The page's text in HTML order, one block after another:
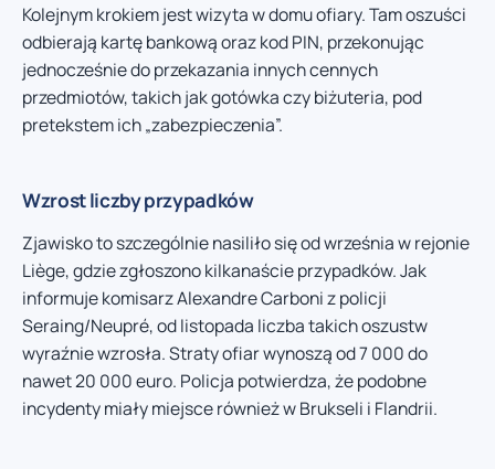
Kolejnym krokiem jest wizyta w domu ofiary. Tam oszuści
odbierają kartę bankową oraz kod PIN, przekonując
jednocześnie do przekazania innych cennych
przedmiotów, takich jak gotówka czy biżuteria, pod
pretekstem ich „zabezpieczenia”.
Wzrost liczby przypadków
Zjawisko to szczególnie nasiliło się od września w rejonie
Liège, gdzie zgłoszono kilkanaście przypadków. Jak
informuje komisarz Alexandre Carboni z policji
Seraing/Neupré, od listopada liczba takich oszustw
wyraźnie wzrosła. Straty ofiar wynoszą od 7 000 do
nawet 20 000 euro. Policja potwierdza, że podobne
incydenty miały miejsce również w Brukseli i Flandrii.